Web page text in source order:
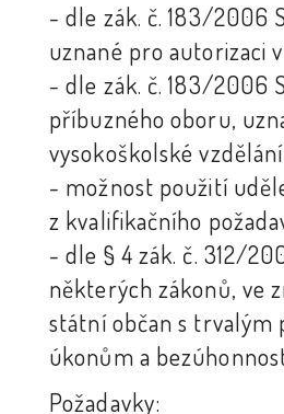
- dle zák. č. 183/2006
uznané pro autorizaci
- dle zák. č. 183/2006
příbuzného oboru,
vysokoškolské
- možnost použití
z kvalifikačního
- dle § 4 zák. č. 312/
některých zákonů, ve
státní občan s trvalým
úkonům a
Požadavky: